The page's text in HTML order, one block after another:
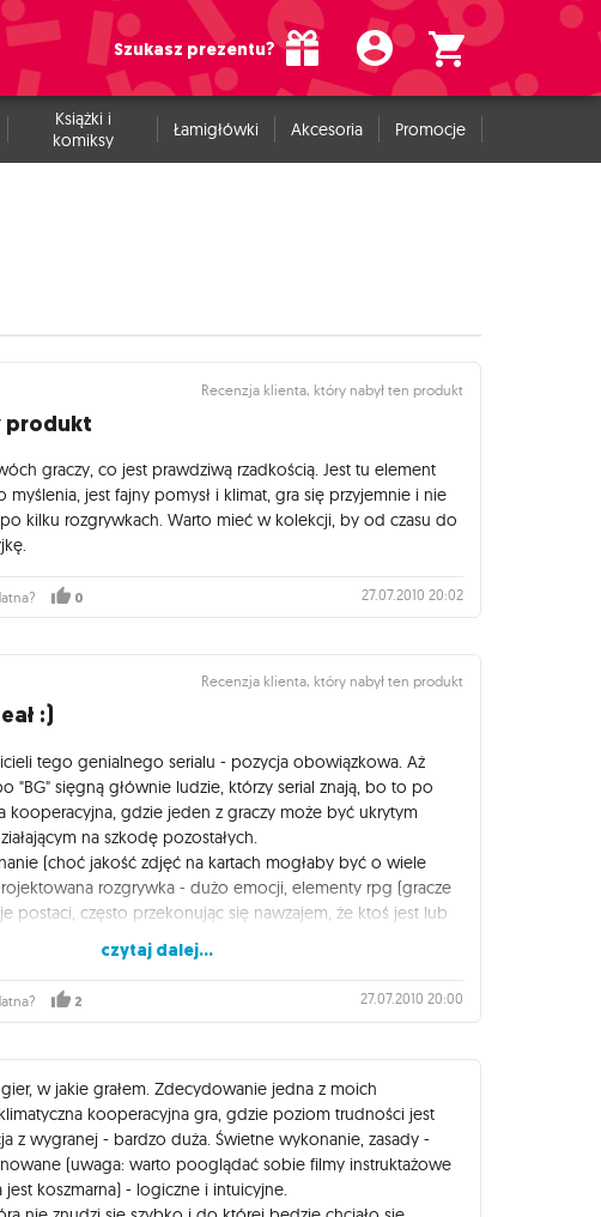
Szukasz prezentu?
Książki i
komiksy
Łamigłówki Akcesoria Promocje
Recenzja klienta, który nabył ten produkt
produkt
graczy, co jest prawdziwą rzadkością. Jest tu element
jest fajny pomysł i klimat, gra się przyjemnie i nie
kilku rozgrywkach. Warto mieć w kolekcji, by od czasu do
0 27.07.2010 20:02
Recenzja klienta, który nabył ten produkt
:)
tego genialnego serialu - pozycja obowiązkowa. Aż
"BG" sięgną głównie ludzie, którzy serial znają, bo to po
kooperacyjna, gdzie jeden z graczy może być ukrytym
na szkodę pozostałych.
(choć jakość zdjęć na kartach mogłaby być o wiele
rozgrywka - dużo emocji, elementy rpg (gracze
postaci, często przekonując się nawzajem, że ktoś jest lub
nie tak łatwo, za to wrażenia za każdym razem
czytaj dalej...
2 27.07.2010 20:00
w jakie grałem. Zdecydowanie jedna z moich
kooperacyjna gra, gdzie poziom trudności jest
z wygranej - bardzo duża. Świetne wykonanie, zasady -
(uwaga: warto pooglądać sobie filmy instruktażowe
koszmarna) - logiczne i intuicyjne.